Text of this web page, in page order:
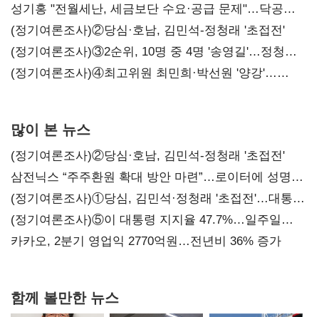
구조혁신
성기홍 "전월세난, 세금보단 수요·공급 문제"…닥공
시사
(정기여론조사)②당심·호남, 김민석-정청래 '초접전'
(정기여론조사)③2순위, 10명 중 4명 '송영길'…정청래
'한 자릿수'
(정기여론조사)④최고위원 최민희·박선원 '양강'…
많이 본 뉴스
(정기여론조사)②당심·호남, 김민석-정청래 '초접전'
삼전닉스 “주주환원 확대 방안 마련”…로이터에 성명
보내
(정기여론조사)①당심, 김민석·정청래 '초접전'…대통령
지지도 '50% 아래로'(종합)
(정기여론조사)⑤이 대통령 지지율 47.7%…일주일
만에 다시 40%대
카카오, 2분기 영업익 2770억원…전년비 36% 증가
함께 볼만한 뉴스